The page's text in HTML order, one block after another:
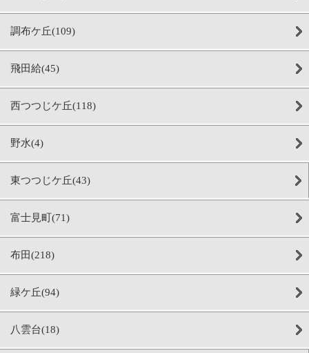
調布ケ丘(109)
飛田給(45)
西つつじケ丘(118)
野水(4)
東つつじケ丘(43)
富士見町(71)
布田(218)
緑ケ丘(94)
八雲台(18)